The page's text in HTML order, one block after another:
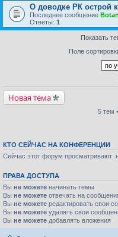
О доводке РК острой
Последнее сообщение
Ответы: 1
Показать
Поле
Новая тема
5 тем
КТО СЕЙЧАС НА КОНФЕРЕНЦИИ
Сейчас этот форум просматривают:
ПРАВА ДОСТУПА
Вы не можете начинать темы
Вы не можете отвечать на
Вы не можете редактировать свои
Вы не можете удалять свои
Вы не можете добавлять вложения